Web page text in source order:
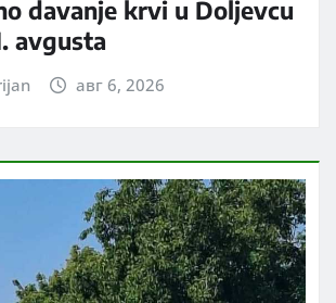
davanje krvi u Doljevcu
avgusta
авг 6, 2026